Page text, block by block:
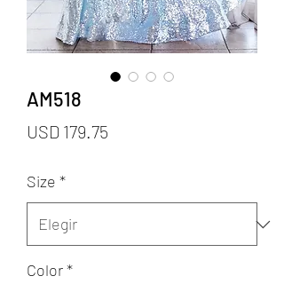
AM518
USD 179.75
Size *
Color*